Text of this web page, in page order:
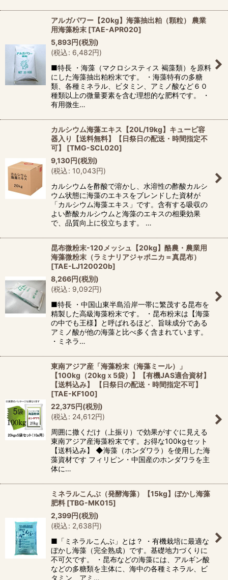
アルガパワー【20kg】海藻抽出粕（顆粒） 農業
用海藻粉末 [TAE-APR020]
5,893円(税別)
(税込: 6,482円)
■特長 ・海藻（マクロシスティス 褐藻類）を原料
にした海藻抽出粕粉末です。 ・海藻特有の多糖
類、各種ミネラル、ビタミン、アミノ酸など６０
種類以上の微量要素を含む理想的な肥料です。 ・
有用微生…
カルシウム海藻エキス【20L/19kg】キュービ容
器入り【送料無料】【日祭日の配送・時間指定不
可】
[TMG-SCL020]
9,130円(税別)
(税込: 10,043円)
カルシウムを酢酸で溶かし、水溶性の酢酸カルシ
ウム状態に海藻のエキスをブレンドした資材が
「カルシウム海藻エキス」です。含有する吸収の
よい酢酸カルシウムと海藻のエキスの相乗効果
で、品質向上に役立ちます。 …
昆布微粉末-120メッシュ【20kg】酪農・農業用
海藻微粉末（ラミナリアジャポニカ＝真昆布）
[TAE-LJ120020b]
8,266円(税別)
(税込: 9,092円)
■特長 ・中国山東半島沿岸一帯に繁茂する昆布を
精製した高級海藻粉末です。 ・昆布粉末は【海藻
の中でも王様】と呼ばれるほど、旨味成分である
アミノ酸が他の海藻と比べ多く含まれています。
・ミネラ…
東南アジア産「海藻粉末（海藻ミール）」
【100kg（20kgｘ5袋）】【有機JAS適合資材】
【送料込み】 【日祭日の配送・時間指定不可】
[TAE-KF100]
22,375円(税別)
(税込: 24,612円)
周囲に撒くだけ（上振り）で効果がすぐに見える
東南アジア産海藻粉末です。お得な100kgセット
【送料込み】 ◆海藻（ホンダワラ）を使用した海
藻資材です フィリピン・中国産のホンダワラを主
体に…
ミネラルこんぶ（発酵海藻）【15kg】ぼかし海藻
肥料 [TBG-MK015]
2,399円(税別)
(税込: 2,638円)
■「ミネラルこんぶ」とは？ ・有機栽培に最適な
ぼかし海藻（完全熟成）です。基礎地力づくりに
不可欠です。 ・昆布などの海藻には、アルギン酸
などの多糖類を主体に、海中の各種ミネラル、ビ
タミン、アミ…